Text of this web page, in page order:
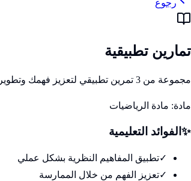
رجوع
تمارين تطبيقية
مجموعة من 3 تمرين تطبيقي لتعزيز فهمك وتطوير مهاراتك في الهرم والمخروط الدوراني والموشور القائم
مادة: مادة الرياضيات
✨ الفوائد التعليمية
✓تطبيق المفاهيم النظرية بشكل عملي
✓تعزيز الفهم من خلال الممارسة